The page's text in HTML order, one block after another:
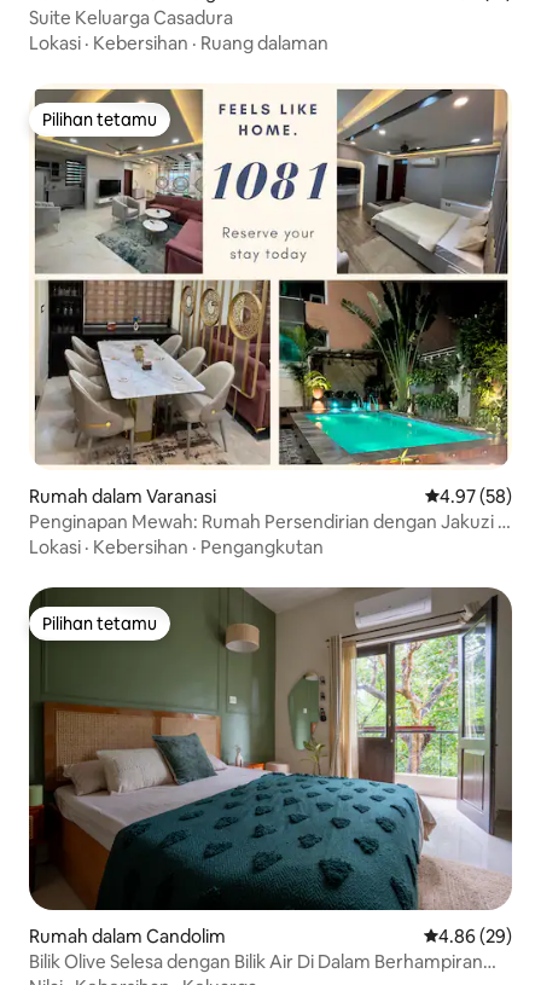
Suite Keluarga Casadura
Lokasi · Kebersihan · Ruang dalaman
Pilihan tetamu
Pilihan tetamu
Rumah dalam Varanasi Penarafan
4.97 (58)
Penginapan Mewah: Rumah Persendirian dengan Jakuzi &
Kolam Renang
Lokasi · Kebersihan · Pengangkutan
Pilihan tetamu
Pilihan tetamu
Rumah dalam Candolim Penarafan
4.86 (29)
Bilik Olive Selesa dengan Bilik Air Di Dalam Berhampiran